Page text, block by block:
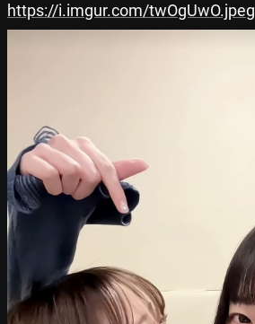
https://i.imgur.com/twOgUwO.jpeg